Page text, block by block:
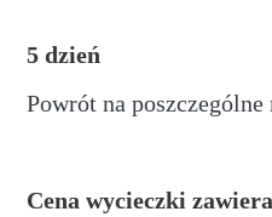
5 dzień
Powrót na
Cena wycieczki